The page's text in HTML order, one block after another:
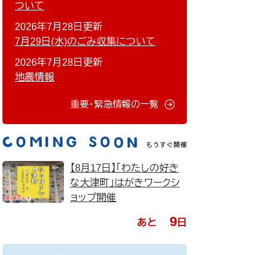
ついて
2026年7月28日更新
7月29日(水)のごみ収集について
2026年7月28日更新
地震情報
重要・緊急情報の一覧
【8月17日】「わたしの好き
な大津町」はがきワークシ
ョップ開催
あと 9日